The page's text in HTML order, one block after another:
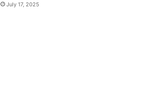
July 17, 2025